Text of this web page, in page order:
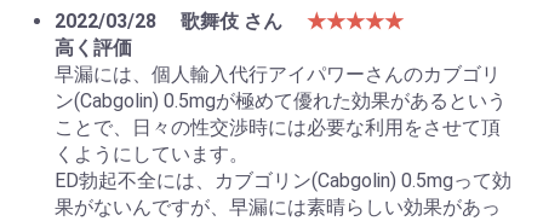
2022/03/28
歌舞伎 さん
★★★★★
高く評価
早漏には、個人輸入代行アイパワーさんのカブゴリ
ン(Cabgolin) 0.5mgが極めて優れた効果があるという
ことで、日々の性交渉時には必要な利用をさせて頂
くようにしています。
ED勃起不全には、カブゴリン(Cabgolin) 0.5mgって効
果がないんですが、早漏には素晴らしい効果があっ